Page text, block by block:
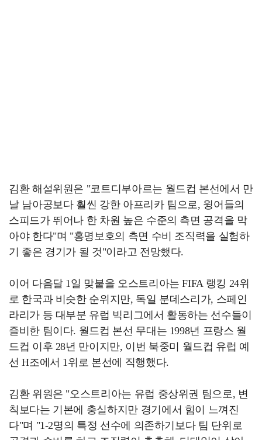
김환 해설위원은 "코트디부아르는 월드컵 본선에서 만
날 남아공보다 훨씬 강한 아프리카 팀으로, 윙어들의
스피드가 뛰어나 한 차원 높은 수준의 측면 공격을 막
아야 한다"며 "홍명보호의 측면 수비 조직력을 실험하
기 좋은 경기가 될 것"이라고 전망했다.
이어 다음달 1일 맞붙을 오스트리아는 FIFA 랭킹 24위
로 한국과 비슷한 순위지만, 독일 분데스리가, 스페인
라리가 등 대부분 유럽 빅리그에서 활동하는 선수들이
즐비한 팀이다. 월드컵 본선 무대는 1998년 프랑스 월
드컵 이후 28년 만이지만, 이번 북중미 월드컵 유럽 예
선 H조에서 1위로 본선에 직행했다.
김환 위원은 "오스트리아는 유럽 중상위권 팀으로, 변
칙보다는 기본에 충실하지만 경기에서 힘이 느껴진
다"며 "1-2명의 특정 선수에 의존하기보다 팀 단위로